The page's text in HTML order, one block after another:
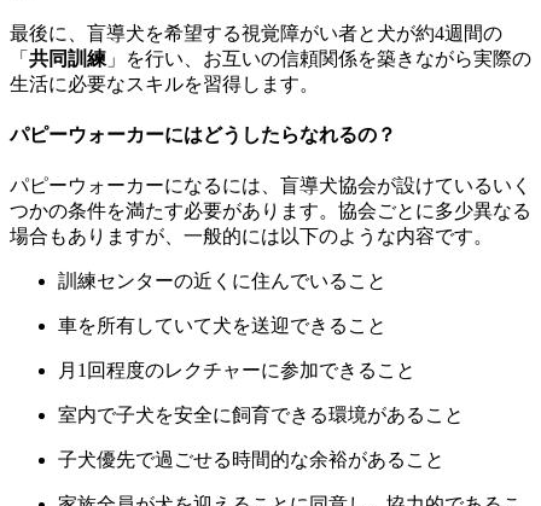
最後に、盲導犬を希望する視覚障がい者と犬が約4週間の
「 共同訓練 」を行い、お互いの信頼関係を築きながら実際の
生活に必要なスキルを習得します。
パピーウォーカーにはどうしたらなれるの？
パピーウォーカーになるには、盲導犬協会が設けているいく
つかの条件を満たす必要があります。協会ごとに多少異なる
場合もありますが、一般的には以下のような内容です。
訓練センターの近くに住んでいること
車を所有していて犬を送迎できること
月1回程度のレクチャーに参加できること
室内で子犬を安全に飼育できる環境があること
子犬優先で過ごせる時間的な余裕があること